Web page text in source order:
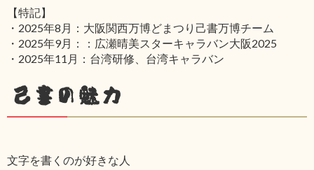
【特記】
・2025年8月：大阪関西万博どまつり己書万博チーム
・2025年9月：：広瀬晴美スターキャラバン大阪2025
・2025年11月：台湾研修、台湾キャラバン
己書の魅力
文字を書くのが好きな人